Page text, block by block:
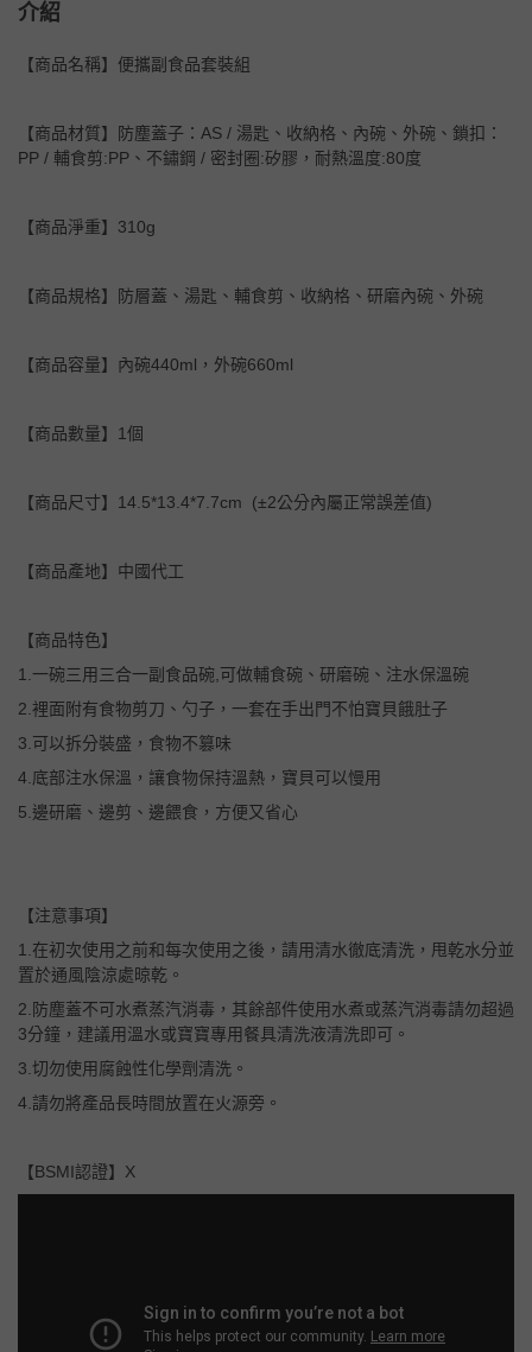
介紹
【商品名稱】便攜副食品套裝組
【商品材質】防塵蓋子：AS / 湯匙、收納格、內碗、外碗、鎖扣：
PP / 輔食剪:PP、不鏽鋼 / 密封圈:矽膠，耐熱溫度:80度
【商品淨重】310g
【商品規格】防層蓋、湯匙、輔食剪、收納格、研磨內碗、外碗
【商品容量】內碗440ml，外碗660ml
【商品數量】1個
【商品尺寸】14.5*13.4*7.7cm (±2公分內屬正常誤差值)
【商品產地】中國代工
【商品特色】
1.一碗三用三合一副食品碗,可做輔食碗、研磨碗、注水保溫碗
2.裡面附有食物剪刀、勺子，一套在手出門不怕寶貝餓肚子
3.可以拆分裝盛，食物不篡味
4.底部注水保溫，讓食物保持溫熱，寶貝可以慢用
5.邊研磨、邊剪、邊餵食，方便又省心
【注意事項】
1.在初次使用之前和每次使用之後，請用清水徹底清洗，甩乾水分並
置於通風陰涼處晾乾。
2.防塵蓋不可水煮蒸汽消毒，其餘部件使用水煮或蒸汽消毒請勿超過
3分鐘，建議用溫水或寶寶專用餐具清洗液清洗即可。
3.切勿使用腐蝕性化學劑清洗。
4.請勿將產品長時間放置在火源旁。
【BSMI認證】X